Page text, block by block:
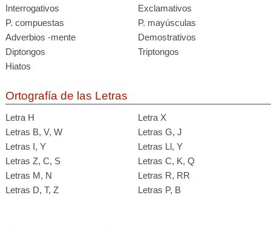
Interrogativos
Exclamativos
P. compuestas
P. mayúsculas
Adverbios -mente
Demostrativos
Diptongos
Triptongos
Hiatos
Ortografía de las Letras
Letra H
Letra X
Letras B, V, W
Letras G, J
Letras I, Y
Letras Ll, Y
Letras Z, C, S
Letras C, K, Q
Letras M, N
Letras R, RR
Letras D, T, Z
Letras P, B